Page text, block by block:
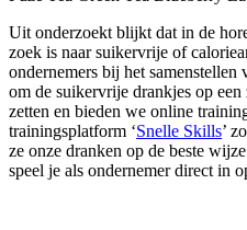
Uit onderzoekt blijkt dat in de
zoek is naar suikervrije of
ondernemers bij het
om de suikervrije drankjes op
zetten en bieden we online
trainingsplatform ‘Snelle Skills’
ze onze dranken op de beste
speel je als ondernemer direct in